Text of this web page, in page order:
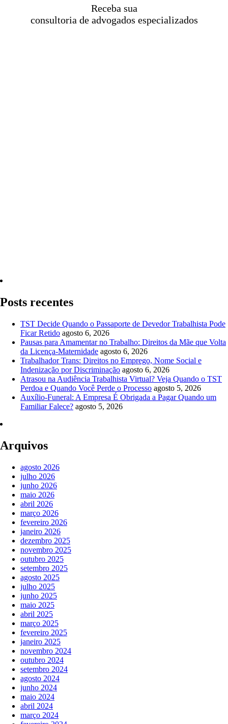
Receba sua
consultoria de advogados especializados
Posts recentes
TST Decide Quando o Passaporte de Devedor Trabalhista Pode
Ficar Retido agosto 6, 2026
Pausas para Amamentar no Trabalho: Direitos da Mãe que Volta
da Licença-Maternidade agosto 6, 2026
Trabalhador Trans: Direitos no Emprego, Nome Social e
Indenização por Discriminação agosto 6, 2026
Atrasou na Audiência Trabalhista Virtual? Veja Quando o TST
Perdoa e Quando Você Perde o Processo agosto 5, 2026
Auxílio-Funeral: A Empresa É Obrigada a Pagar Quando um
Familiar Falece? agosto 5, 2026
Arquivos
agosto 2026
julho 2026
junho 2026
maio 2026
abril 2026
março 2026
fevereiro 2026
janeiro 2026
dezembro 2025
novembro 2025
outubro 2025
setembro 2025
agosto 2025
julho 2025
junho 2025
maio 2025
abril 2025
março 2025
fevereiro 2025
janeiro 2025
novembro 2024
outubro 2024
setembro 2024
agosto 2024
junho 2024
maio 2024
abril 2024
março 2024